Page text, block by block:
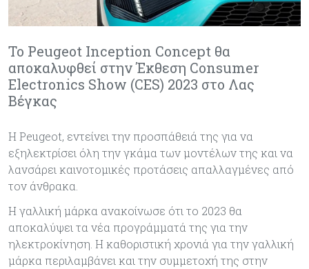
Το Peugeot Inception Concept θα
αποκαλυφθεί στην Έκθεση Consumer
Electronics Show (CES) 2023 στο Λας
Βέγκας
Η Peugeot, εντείνει την προσπάθειά της για να
εξηλεκτρίσει όλη την γκάμα των μοντέλων της και να
λανσάρει καινοτομικές προτάσεις απαλλαγμένες από
τον άνθρακα.
Η γαλλική μάρκα ανακοίνωσε ότι το 2023 θα
αποκαλύψει τα νέα προγράμματά της για την
ηλεκτροκίνηση. Η καθοριστική χρονιά για την γαλλική
μάρκα περιλαμβάνει και την συμμετοχή της στην